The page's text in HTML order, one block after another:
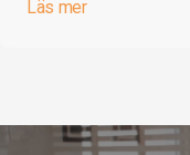
Läs mer